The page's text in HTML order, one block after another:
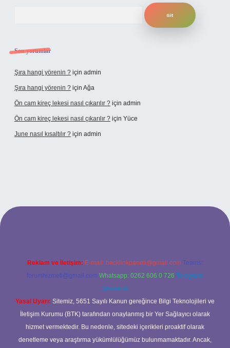
Son yorumlar
Şıra hangi yörenin ? için admin
Şıra hangi yörenin ? için Ağa
Ön cam kireç lekesi nasıl çıkarılır ? için admin
Ön cam kireç lekesi nasıl çıkarılır ? için Yüce
June nasıl kısaltılır ? için admin
giriş
Reklam ve İletişim: E-mail: backlinkpaneli@gmail.com Teams:
forumhizmeti@gmail.com Whatsapp: 0262 606 0 726 Telegram:
@karabul
Yasal Uyarı: Sitemiz, 5651 Sayılı Kanun gereğince Bilgi Teknolojileri ve
İletişim Kurumu (BTK) tarafından onaylanmış bir Yer Sağlayıcı olarak
hizmet vermektedir. Bu nedenle, sitedeki içerikleri proaktif olarak
denetleme veya araştırma yükümlülüğümüz bulunmamaktadır. Ancak,